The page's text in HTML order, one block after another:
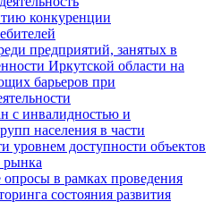
конкуренции
предприятий, занятых в
Иркутской области на
барьеров при
с инвалидностью и
населения в части
уровнем доступности объектов
рынка
в рамках проведения
состояния развития